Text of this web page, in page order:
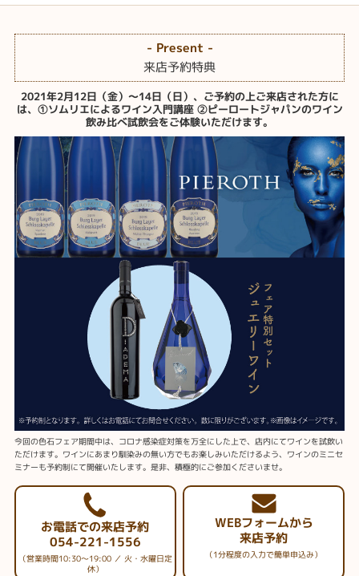
- Present -
来店予約特典
2021年2月12日（金）～14日（日）、ご予約の上ご来店された方に
は、①ソムリエによるワイン入門講座 ②ピーロートジャパンのワイン
飲み比べ試飲会をご体験いただけます。
今回の色石フェア期間中は、コロナ感染症対策を万全にした上で、店内にてワインを試飲い
ただけます。ワインにあまり馴染みの無い方でもお楽しみいただけるよう、ワインのミニセ
ミナーも予約制にて開催いたします。是非、積極的にご参加くださいませ。
お電話での来店予約
054-221-1556
（営業時間10:30～19:00 ／ 火・水曜日定
休）
WEBフォームから
来店予約
（1分程度の入力で簡単申込み）